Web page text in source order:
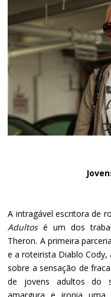
A intragável escritora de
Adultosé um dos
Theron. A primeira
e a roteirista Diablo Cody,
sobre a sensação de
de jovens adultos do